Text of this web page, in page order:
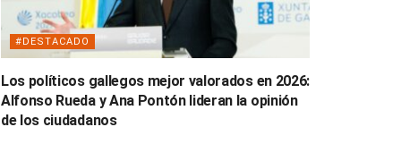
#DESTACADO
Los políticos gallegos mejor valorados en 2026:
Alfonso Rueda y Ana Pontón lideran la opinión
de los ciudadanos